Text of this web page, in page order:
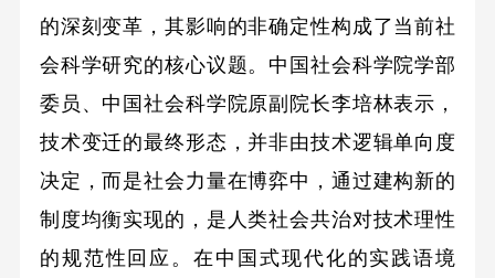
的深刻变革，其影响的非确定性构成了当前社
会科学研究的核心议题。中国社会科学院学部
委员、中国社会科学院原副院长李培林表示，
技术变迁的最终形态，并非由技术逻辑单向度
决定，而是社会力量在博弈中，通过建构新的
制度均衡实现的，是人类社会共治对技术理性
的规范性回应。在中国式现代化的实践语境